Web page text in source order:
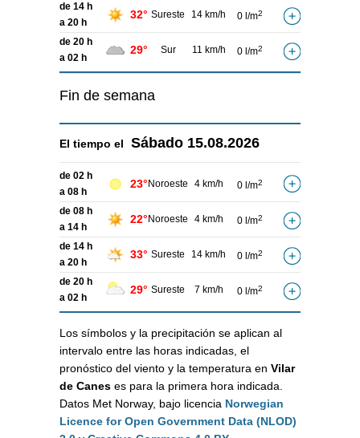
de 14 h
a 20 h
32° Sureste 14 km/h 0 l/m2
de 20 h
a 02 h
29° Sur 11 km/h 0 l/m2
Fin de semana
El tiempo el Sábado 15.08.2026
de 02 h
a 08 h
23° Noroeste 4 km/h 0 l/m2
de 08 h
a 14 h
22° Noroeste 4 km/h 0 l/m2
de 14 h
a 20 h
33° Sureste 14 km/h 0 l/m2
de 20 h
a 02 h
29° Sureste 7 km/h 0 l/m2
Los símbolos y la precipitación se aplican al
intervalo entre las horas indicadas, el
pronóstico del viento y la temperatura en Vilar
de Canes es para la primera hora indicada.
Datos Met Norway, bajo licencia Norwegian
Licence for Open Government Data (NLOD)